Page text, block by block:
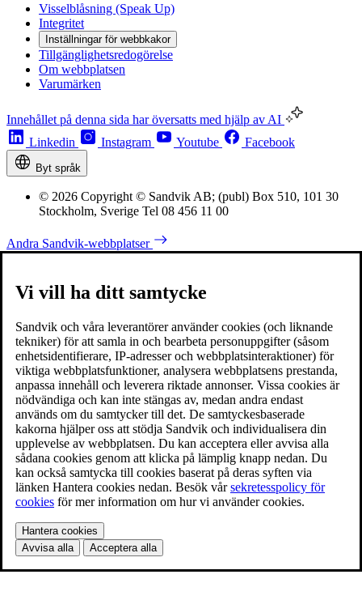
Visselblåsning (Speak Up)
Integritet
Inställningar för webbkakor
Tillgänglighetsredogörelse
Om webbplatsen
Varumärken
Innehållet på denna sida har översatts med hjälp av AI
Linkedin
Instagram Youtube Facebook
Byt språk
© 2026 Copyright © Sandvik AB; (publ) Box 510, 101 30
Stockholm, Sverige Tel 08 456 11 00
Andra Sandvik-webbplatser
Vi vill ha ditt samtycke
Sandvik och våra leverantörer använder cookies (och liknande
tekniker) för att samla in och bearbeta personuppgifter (såsom
enhetsidentifierare, IP-adresser och webbplatsinteraktioner) för
viktiga webbplatsfunktioner, analysera webbplatsens prestanda,
anpassa innehåll och leverera riktade annonser. Vissa cookies är
nödvändiga och kan inte stängas av, medan andra endast
används om du samtycker till det. De samtyckesbaserade
kakorna hjälper oss att stödja Sandvik och individualisera din
upplevelse av webbplatsen. Du kan acceptera eller avvisa alla
sådana cookies genom att klicka på lämplig knapp nedan. Du
kan också samtycka till cookies baserat på deras syften via
länken Hantera cookies nedan. Besök vårsekretesspolicy för
cookies för mer information om hur vi använder cookies.
Hantera cookies
Avvisa alla
Acceptera alla